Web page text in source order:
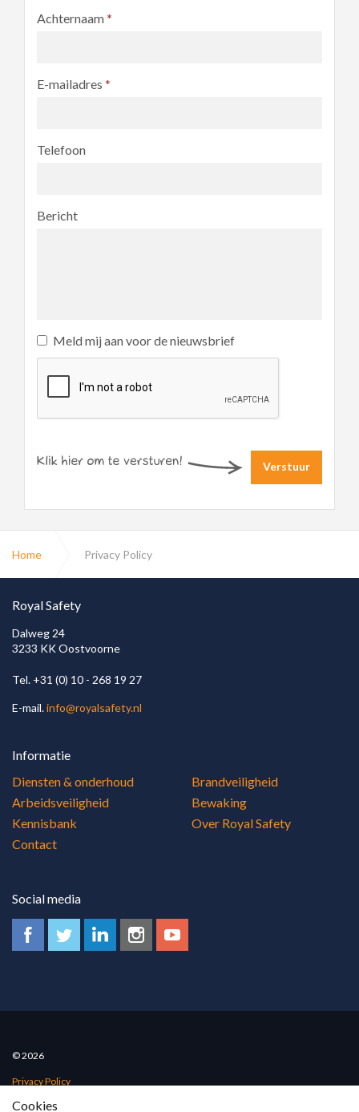
Achternaam*
E-mailadres *
Telefoon
Bericht
Meld mij aan voor de nieuwsbrief
Verstuur
Home Privacy Policy
Royal Safety
Dalweg 24
3233 KK Oostvoorne
Tel. +31 (0) 10 - 268 19 27
E-mail.info@royalsafety.nl
Informatie
Diensten & onderhoud
Brandveiligheid
Arbeidsveiligheid
Bewaking
Kennisbank
Over Royal Safety
Contact
Social media
© 2026
Privacy Policy
Algemene voorwaarden
Cookies